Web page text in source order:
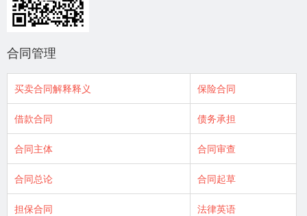
合同管理
买卖合同解释释义 保险合同
借款合同 债务承担
合同主体 合同审查
合同总论 合同起草
担保合同 法律英语